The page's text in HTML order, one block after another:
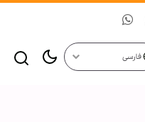
فارسی